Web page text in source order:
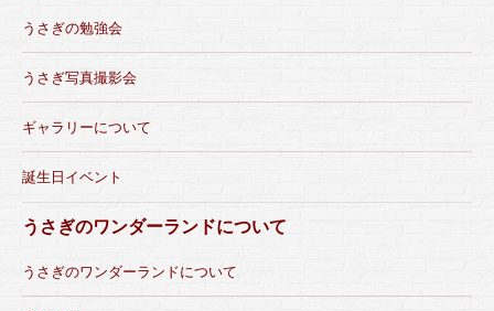
うさぎの勉強会
うさぎ写真撮影会
ギャラリーについて
誕生日イベント
うさぎのワンダーランドについて
うさぎのワンダーランドについて